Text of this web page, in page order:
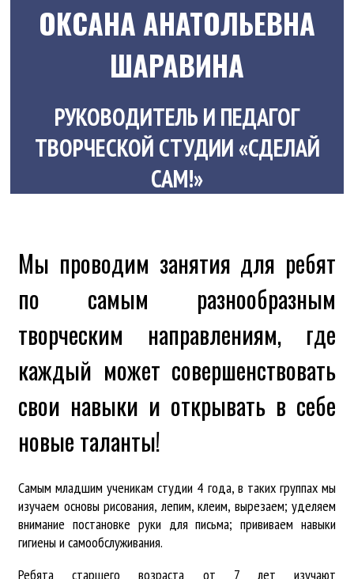
ОКСАНА АНАТОЛЬЕВНА
ШАРАВИНА
РУКОВОДИТЕЛЬ И ПЕДАГОГ
ТВОРЧЕСКОЙ СТУДИИ «СДЕЛАЙ
САМ!»
Мы проводим занятия для ребят
по самым разнообразным
творческим направлениям, где
каждый может совершенствовать
свои навыки и открывать в себе
новые таланты!
Самым младшим ученикам студии 4 года, в таких группах мы
изучаем основы рисования, лепим, клеим, вырезаем; уделяем
внимание постановке руки для письма; прививаем навыки
гигиены и самообслуживания.
Ребята старшего возраста от 7 лет изучают